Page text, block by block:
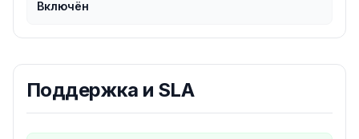
Включён
Поддержка и SLA